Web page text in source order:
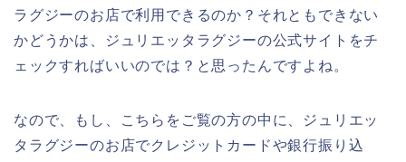
ラグジーのお店で利用できるのか？それともできない
かどうかは、ジュリエッタラグジーの公式サイトをチ
ェックすればいいのでは？と思ったんですよね。
なので、もし、こちらをご覧の方の中に、ジュリエッ
タラグジーのお店でクレジットカードや銀行振り込